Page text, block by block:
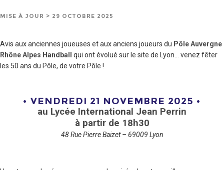
MISE À JOUR > 29 OCTOBRE 2025
Avis aux anciennes joueuses et aux anciens joueurs du Pôle Auvergne
Rhône Alpes Handball
qui ont évolué sur le site de Lyon… venez fêter
les 50 ans du Pôle, de votre Pôle !
• VENDREDI 21 NOVEMBRE 2025 •
au Lycée International Jean Perrin
à partir de 18h30
48 Rue Pierre Baizet – 69009 Lyon